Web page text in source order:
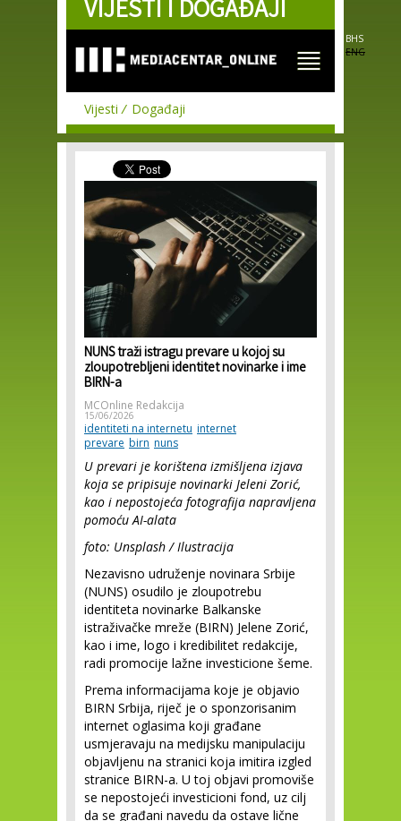
Skip to
main
VIJESTI I DOGAĐAJI
BHS
ENG
Vijesti Događaji
NUNS traži istragu prevare u kojoj su
zloupotrebljeni identitet novinarke i ime
BIRN-a
MCOnline Redakcija
15/06/2026
identiteti na internetu internet
prevare birn nuns
U prevari je korištena izmišljena izjava
koja se pripisuje novinarki Jeleni Zorić,
kao i nepostojeća fotografija napravljena
pomoću AI-alata
foto: Unsplash / Ilustracija
Nezavisno udruženje novinara Srbije
(NUNS) osudilo je zloupotrebu
identiteta novinarke Balkanske
istraživačke mreže (BIRN) Jelene Zorić,
kao i ime, logo i kredibilitet redakcije,
radi promocije lažne investicione šeme.
Prema informacijama koje je objavio
BIRN Srbija, riječ je o sponzorisanim
internet oglasima koji građane
usmjeravaju na medijsku manipulaciju
objavljenu na stranici koja imitira izgled
stranice BIRN-a. U toj objavi promoviše
se nepostojeći investicioni fond, uz cilj
da se građani navedu da ostave lične